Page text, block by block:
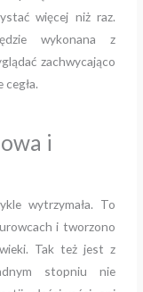
więcej niż raz.
wykonana z
zachwycająco
i
wytrzymała. To
i tworzono
Tak też jest z
stopniu nie